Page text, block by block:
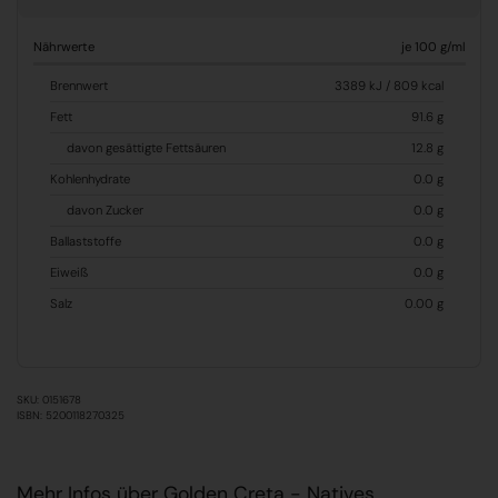
Nährwerte je 100 g/ml
Brennwert
3389 kJ / 809 kcal
Fett
91.6 g
davon gesättigte Fettsäuren
12.8 g
Kohlenhydrate
0.0 g
davon Zucker
0.0 g
Ballaststoffe
0.0 g
Eiweiß
0.0 g
Salz
0.00 g
SKU: 0151678
ISBN: 5200118270325
Mehr Infos über Golden Creta - Natives